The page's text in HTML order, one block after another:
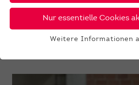
2018
Endlich stehen die Fotos von
Nur essentielle Cookies
Weitere Informationen